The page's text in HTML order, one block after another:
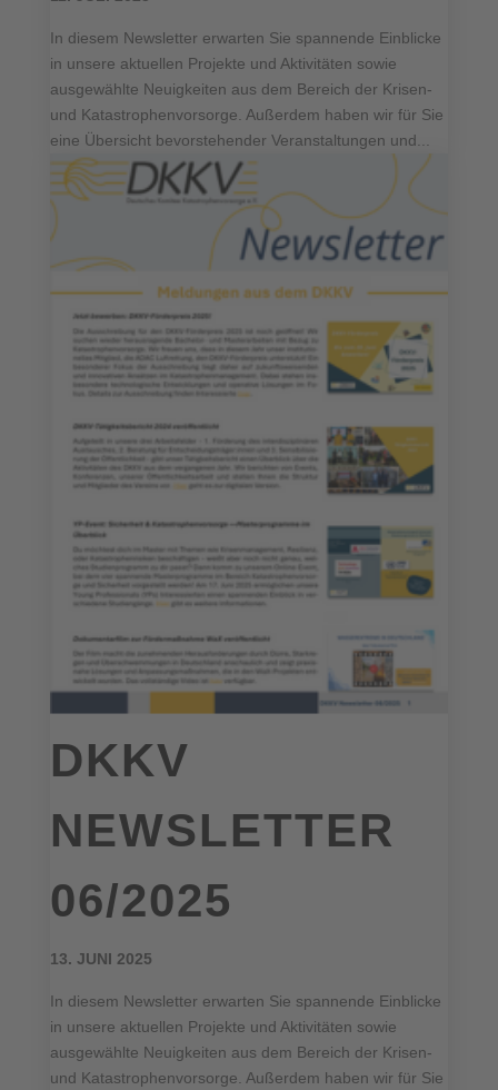
In diesem Newsletter erwarten Sie spannende Einblicke
in unsere aktuellen Projekte und Aktivitäten sowie
ausgewählte Neuigkeiten aus dem Bereich der Krisen-
und Katastrophenvorsorge. Außerdem haben wir für Sie
eine Übersicht bevorstehender Veranstaltungen und...
DKKV
NEWSLETTER
06/2025
13. JUNI 2025
In diesem Newsletter erwarten Sie spannende Einblicke
in unsere aktuellen Projekte und Aktivitäten sowie
ausgewählte Neuigkeiten aus dem Bereich der Krisen-
und Katastrophenvorsorge. Außerdem haben wir für Sie